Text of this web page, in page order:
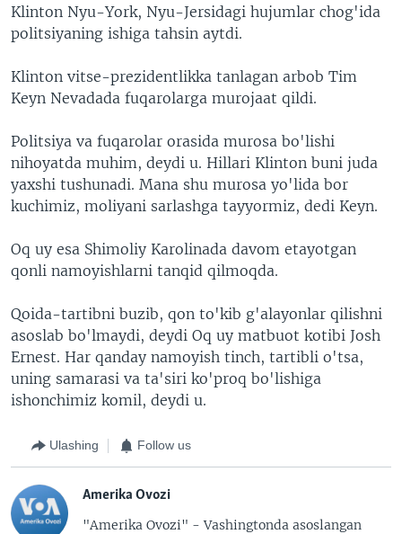
Klinton Nyu-York, Nyu-Jersidagi hujumlar chog'ida
politsiyaning ishiga tahsin aytdi.
Klinton vitse-prezidentlikka tanlagan arbob Tim
Keyn Nevadada fuqarolarga murojaat qildi.
Politsiya va fuqarolar orasida murosa bo'lishi
nihoyatda muhim, deydi u. Hillari Klinton buni juda
yaxshi tushunadi. Mana shu murosa yo'lida bor
kuchimiz, moliyani sarlashga tayyormiz, dedi Keyn.
Oq uy esa Shimoliy Karolinada davom etayotgan
qonli namoyishlarni tanqid qilmoqda.
Qoida-tartibni buzib, qon to'kib g'alayonlar qilishni
asoslab bo'lmaydi, deydi Oq uy matbuot kotibi Josh
Ernest. Har qanday namoyish tinch, tartibli o'tsa,
uning samarasi va ta'siri ko'proq bo'lishiga
ishonchimiz komil, deydi u.
Ulashing Follow us
Amerika Ovozi
"Amerika Ovozi" - Vashingtonda asoslangan